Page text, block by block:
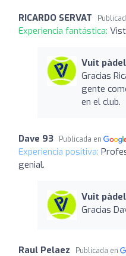
RICARDO SERVAT
Experiencia fantástica:
Vuit pàdel
Gracias
gente
en el club.
Dave 93 Publicada en
Experiencia positiva:
genial.
Vuit pàdel
Gracias
Raul Pelaez Publicada en